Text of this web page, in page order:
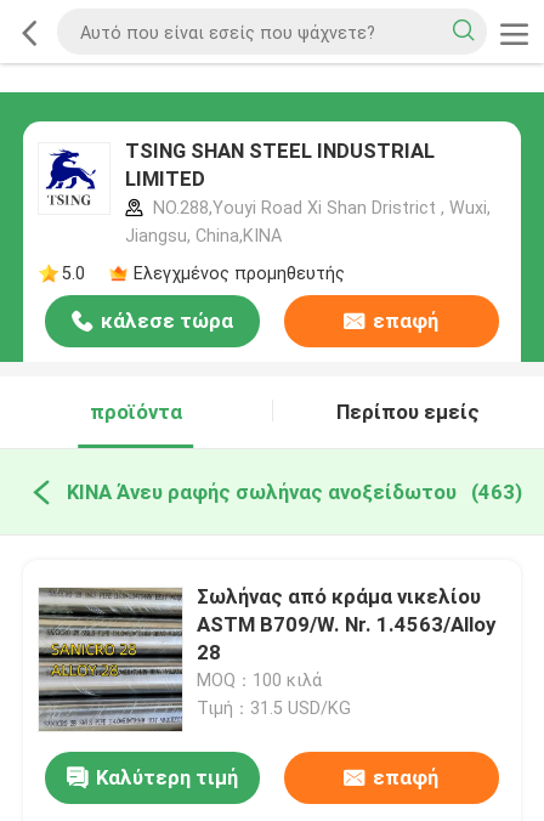
TSING SHAN STEEL INDUSTRIAL
LIMITED
NO.288,Youyi Road Xi Shan Dristrict , Wuxi,
Jiangsu, China,ΚΙΝΑ
5.0
Ελεγχμένος προμηθευτής
κάλεσε τώρα επαφή
προϊόντα Περίπου εμείς
ΚΙΝΑ Άνευ ραφής σωλήνας ανοξείδωτου (463)
Σωλήνας από κράμα νικελίου
ASTM B709/W. Nr. 1.4563/Alloy
28
MOQ：100 κιλά
Τιμή：31.5 USD/KG
Καλύτερη τιμή επαφή